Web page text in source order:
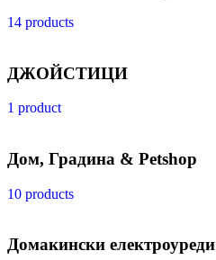
14 products
ДЖОЙСТИЦИ
1 product
Дом, Градина & Petshop
10 products
Домакински електроуреди